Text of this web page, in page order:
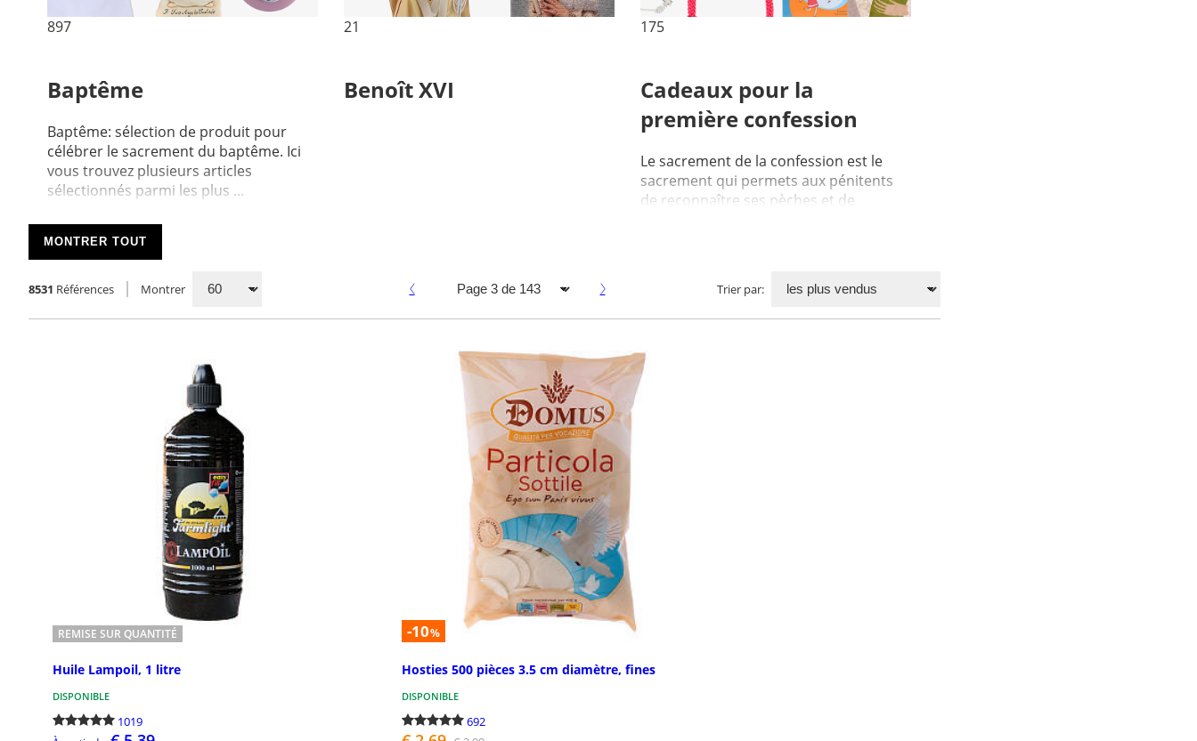
897
Baptême
Baptême: sélection de produit pour
célébrer le sacrement du baptême. Ici
vous trouvez plusieurs articles
sélectionnés parmi les plus ...
21
Benoît XVI
175
Cadeaux pour la
première confession
Le sacrement de la confession est le
sacrement qui permets aux pénitents
de reconnaître ses pèches et de
Carlo Acutis
Carlo Acutis : dans cette section, vous
trouverez des photos de Carlo Acutis,
des livres et des biographies sur
l'histoire de Carlo ...
Confirmation
Confirmation: Nous avons créé une
catégorie entièrement dédiée à la
célébration de la confirmation. Vous
trouverez des idées cadeaux,...
338
MONTRER TOUT
8531 Références Montrer Trier par:
REMISE SUR QUANTITÉ
Huile Lampoil, 1 litre
DISPONIBLE
1019
-10%
Hosties 500 pièces 3.5 cm diamètre, fines
DISPONIBLE
692